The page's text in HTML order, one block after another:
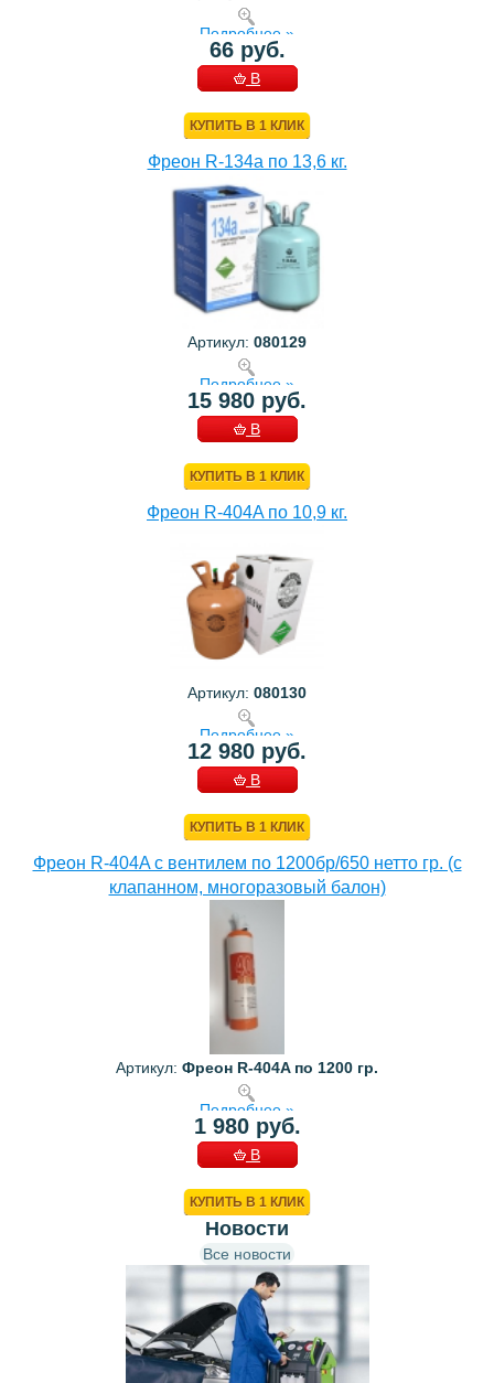
Подробнее »
66 руб.
В
КУПИТЬ В 1 КЛИК
Фреон R-134a по 13,6 кг.
Артикул: 080129
Подробнее »
15 980 руб.
В
КУПИТЬ В 1 КЛИК
Фреон R-404A по 10,9 кг.
Артикул: 080130
Подробнее »
12 980 руб.
В
КУПИТЬ В 1 КЛИК
Фреон R-404A с вентилем по 1200бр/650 нетто гр. (с
клапанном, многоразовый балон)
Артикул: Фреон R-404A по 1200 гр.
Подробнее »
1 980 руб.
В
КУПИТЬ В 1 КЛИК
Новости
Все новости